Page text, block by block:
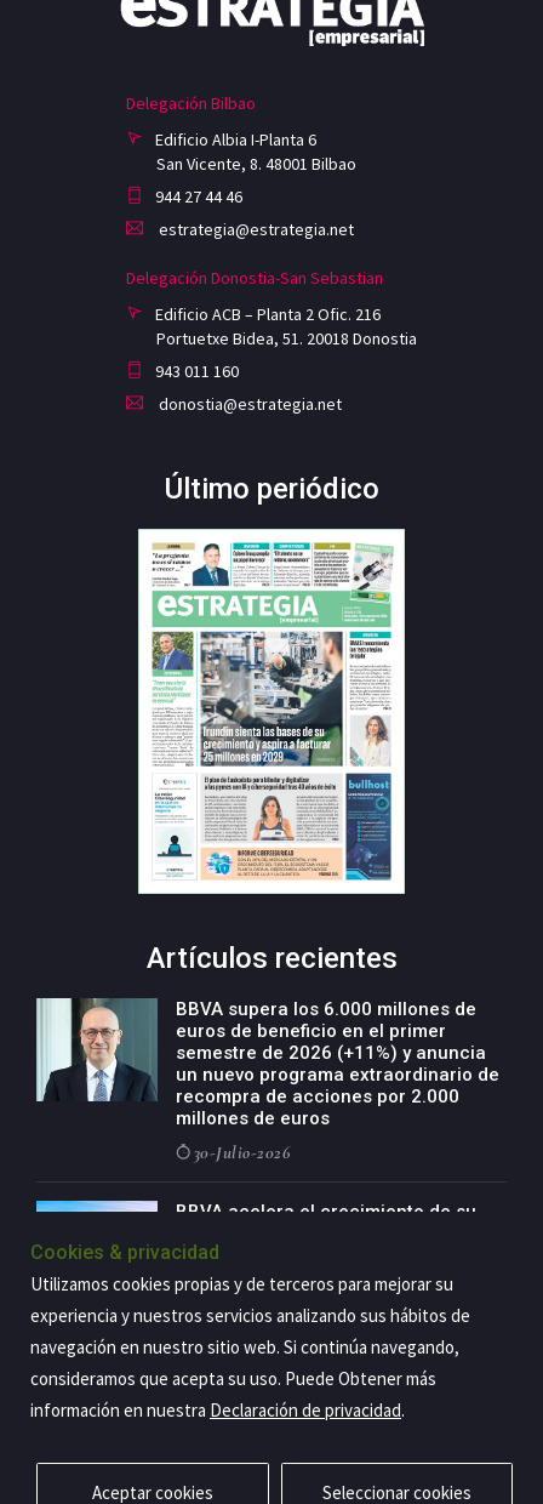
Delegación Bilbao
Edificio Albia I-Planta 6
San Vicente, 8. 48001 Bilbao
944 27 44 46
estrategia@estrategia.net
Delegación Donostia-San Sebastian
Edificio ACB – Planta 2 Ofic. 216
Portuetxe Bidea, 51. 20018 Donostia
943 011 160
donostia@estrategia.net
Último periódico
Artículos recientes
BBVA supera los 6.000 millones de
euros de beneficio en el primer
semestre de 2026 (+11%) y anuncia
un nuevo programa extraordinario de
recompra de acciones por 2.000
millones de euros
30-Julio-2026
BBVA acelera el crecimiento de su
de especialización presente en siete
países
29-Julio-2026
Copyright@2026 Estrategia Empresarial
Privacidad Aviso legal Política de cookies Contacto RSS
Cookies & privacidad
Utilizamos cookies propias y de terceros para mejorar su
experiencia y nuestros servicios analizando sus hábitos de
navegación en nuestro sitio web. Si continúa navegando,
consideramos que acepta su uso. Puede Obtener más
información en nuestra Declaración de privacidad.
Aceptar cookies Seleccionar cookies